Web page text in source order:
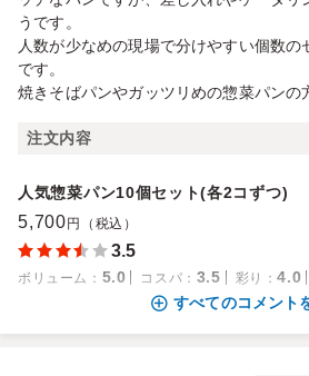
うです。
人数が少なめの現場で分けやすい個数
です。
焼きそばパンやガッツリめの惣菜パンの
注文内容
人気惣菜パン10個セット(各2コずつ)
5,700 円（税込）
3.5
ボリューム ： 5.0 コスパ ： 3.5 彩り ：4.0
すべてのコメント